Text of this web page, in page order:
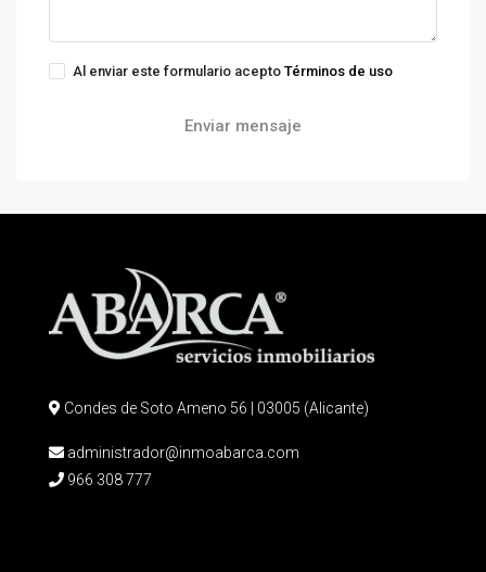
Al enviar este formulario acepto Términos de uso
Enviar mensaje
Condes de Soto Ameno 56 | 03005 (Alicante)
administrador@inmoabarca.com
966 308 777